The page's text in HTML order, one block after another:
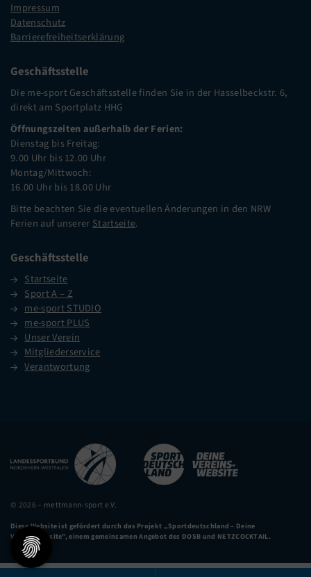
Impressum
Datenschutz
Barrierefreiheitserklärung
Geschäftsstelle
Die me-sport Geschäftsstelle finden Sie in der Hasselbeckstr. 6,
direkt am Sportplatz HHG
Öffnungszeiten außerhalb der Ferien:
Dienstag bis Freitag:
9.00 Uhr bis 12.00 Uhr
Montag/Mittwoch:
16.00 Uhr bis 18.00 Uhr
Bitte beachten Sie die eventuellen Änderungen in den NRW
Ferien auf unserer Startseite.
Geschäftsstelle
Startseite
Sport A – Z
me-sport STUDIO
me-sport PLUS
Unser Verein
Mitgliederservice
Verantwortung
© 2026 – mettmann-sport e.V.
Diese Website ist gefördert durch das Projekt „Sportdeutschland – Deine
Vereinswebsite”, einem gemeinsamen Angebot des DOSB und NETZCOCKTAIL.